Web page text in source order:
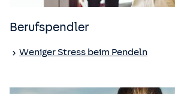
Berufspendler
Weniger Stress beim Pendeln